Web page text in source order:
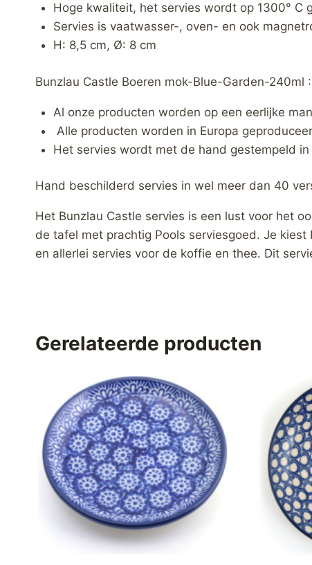
Hoge kwaliteit, het servies wordt op 1300° C
Servies is vaatwasser-, oven- en ook
H: 8,5 cm, Ø: 8 cm
Bunzlau Castle Boeren mok-Blue-Garden-240ml
Al onze producten worden op een eerlijke
Alle producten worden in Europa
Het servies wordt met de hand gestempeld
Hand beschilderd servies in wel meer dan 40
Het Bunzlau Castle servies is een lust voor het
de tafel met prachtig Pools serviesgoed. Je
en allerlei servies voor de koffie en thee. Dit
Gerelateerde producten